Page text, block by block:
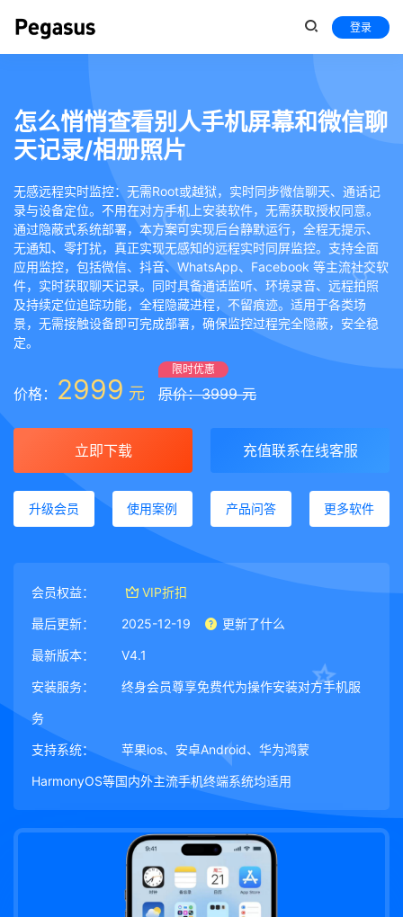
登录
怎么悄悄查看别人手机屏幕和微信聊
天记录/相册照片
无感远程实时监控：无需Root或越狱，实时同步微信聊天、通话记
录与设备定位。不用在对方手机上安装软件，无需获取授权同意。
通过隐蔽式系统部署，本方案可实现后台静默运行，全程无提示、
无通知、零打扰，真正实现无感知的远程实时同屏监控。支持全面
应用监控，包括微信、抖音、WhatsApp、Facebook 等主流社交软
件，实时获取聊天记录。同时具备通话监听、环境录音、远程拍照
及持续定位追踪功能，全程隐藏进程，不留痕迹。适用于各类场
景，无需接触设备即可完成部署，确保监控过程完全隐蔽，安全稳
定。
价格： 2999 元
限时优惠
原价：3999 元
立即下载 充值联系在线客服
升级会员 使用案例 产品问答 更多软件
会员权益： VIP折扣
最后更新： 2025-12-19 更新了什么
最新版本： V4.1
安装服务： 终身会员尊享免费代为操作安装对方手机服
务
支持系统： 苹果ios、安卓Android、华为鸿蒙
HarmonyOS等国内外主流手机终端系统均适用